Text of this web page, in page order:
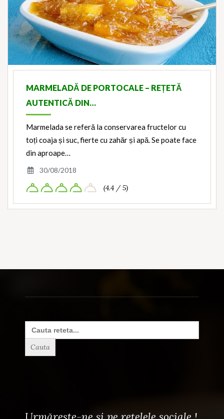
MARMELADĂ DE PORTOCALE – REȚETĂ
AUTENTICĂ DIN…
Marmelada se referă la conservarea fructelor cu
toți coaja și suc, fierte cu zahăr și apă. Se poate face
din aproape…
30/08/2018
(4.4 / 5)
Search
for: